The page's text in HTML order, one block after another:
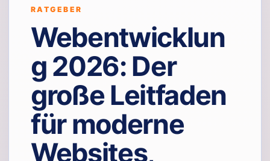
RATGEBER
Webentwicklun
g 2026: Der
große Leitfaden
für moderne
Websites,